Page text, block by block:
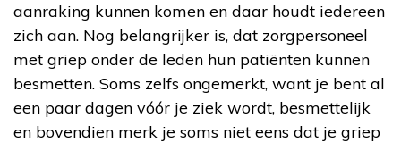
aanraking kunnen komen en daar houdt iedereen
zich aan. Nog belangrijker is, dat zorgpersoneel
met griep onder de leden hun patiënten kunnen
besmetten. Soms zelfs ongemerkt, want je bent al
een paar dagen vóór je ziek wordt, besmettelijk
en bovendien merk je soms niet eens dat je griep